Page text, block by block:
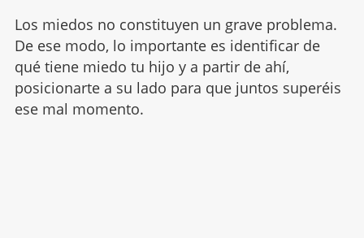
Los miedos no constituyen un grave problema.
De ese modo, lo importante es identificar de
qué tiene miedo tu hijo y a partir de ahí,
posicionarte a su lado para que juntos superéis
ese mal momento.